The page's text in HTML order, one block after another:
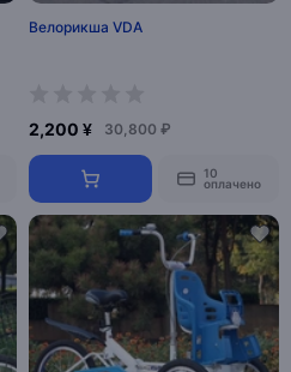
Велорикша VDA
2,200 ¥ 30,800 ₽
10
оплачено